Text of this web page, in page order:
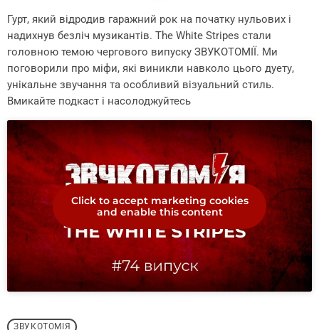
Гурт, який відродив гаражний рок на початку нульових і
надихнув безліч музикантів. The White Stripes стали
головною темою чергового випуску ЗВУКОТОМІЇ. Ми
поговорили про міфи, які виникли навколо цього дуету,
унікальне звучання та особливий візуальний стиль.
Вмикайте подкаст і насолоджуйтесь
Click to accept marketing cookies
and enable this content
ЗВУКОТОМІЯ